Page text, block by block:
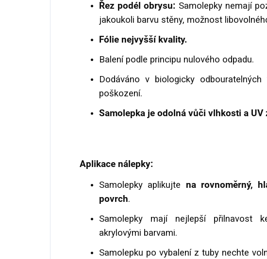
Řez podél obrysu: Samolepky nemají
jakoukoli barvu stěny, možnost
Fólie nejvyšší kvality.
Balení podle principu nulového odpadu.
Dodáváno v biologicky
poškození.
Samolepka je odolná vůči vlhkosti a UV
Aplikace nálepky:
Samolepky aplikujte na rovnoměrný,
povrch.
Samolepky mají nejlepší přilnavost
akrylovými barvami.
Samolepku po vybalení z tuby nechte